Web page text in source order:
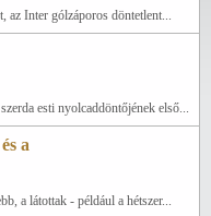
Inter gólzáporos döntetlent...
esti nyolcaddöntőjének első...
a
a látottak - például a hétszer...